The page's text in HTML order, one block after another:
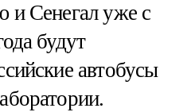
Сенегал уже с
будут
автобусы